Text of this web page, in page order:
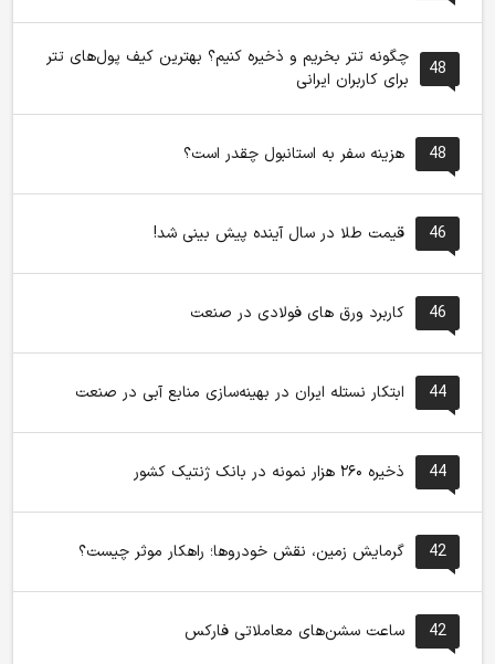
48
چگونه تتر بخریم و ذخیره کنیم؟ بهترین کیف پول‌های تتر
برای کاربران ایرانی
48 هزینه سفر به استانبول چقدر است؟
46 قیمت طلا در سال آینده پیش بینی شد!
46 کاربرد ورق های فولادی در صنعت
44 ابتکار نستله ایران در بهینه‌سازی منابع آبی در صنعت
44 ذخیره ۲۶۰ هزار نمونه در بانک ژنتیک کشور
42 گرمایش زمین، نقش خودروها؛ راهکار موثر چیست؟
42 ساعت سشن‌های معاملاتی فارکس